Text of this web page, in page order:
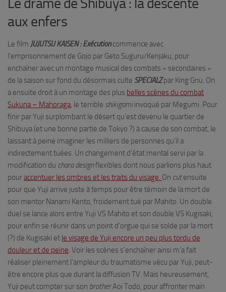
Le drame de Shibuya : la descente
aux enfers
Le film JUJUTSU KAISEN : Exécutioncommence avec
l’emprisonnement de Gojo par Geto Suguru/Kenjaku, pour
enchaîner avec un montage musical des combats « secondaires »
de la saison sur fond du désormais culte SPECIALZpar King Gnu. On
a ensuite droit à un montage des plus belles scènes du combat
Sukuna – Mahoraga, le terrible shikigamiinvoqué par Megumi. Pour
finir par Yuji surplombant le désert qu’est devenu le quartier de
Shibuya (et une bonne partie de Tokyo ?) à cause de son combat, le
laissant à peine imaginer les milliers de personnes qu’il a
indirectement tuées. Un changement d’état mental servi par la
modification du chara designflexibles dont nous parlions plus haut
pouraccentuer les ombres et les traits du visage. On cutensuite
pour que Yuji arrive juste à temps pour être témoin de la mort de
son mentor Nanami Kento, froidement tué par Mahito. Un double
duel se lance alors entre Yuji VS Mahito et son double VS Kugisaki,
pour enfin se réunir dans un point d’orgue qui se solde par la mort
(?) de Kugisaki et le visage de Yuji encore un peu plus tordu de
douleur et de peine. Voir les scènes s’enchaîner ainsi m’a fait
réaliser pleinement l’ampleur du traumatisme vécu par Yuji, peut-
être encore plus que durant la diffusion TV. Mais heureusement,
Yuji peut compter sur son brotherAoi Todo, pour affronter main